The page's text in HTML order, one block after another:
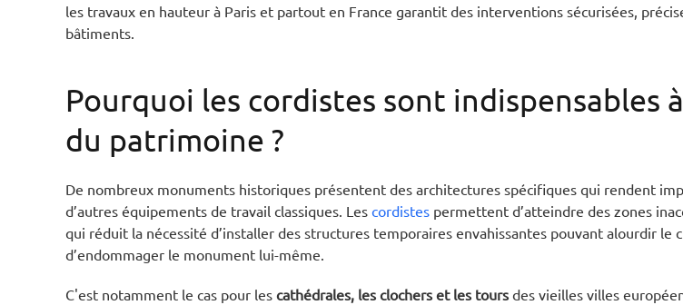
les travaux en hauteur à Paris et partout en France garantit des interventions sécurisées,
bâtiments.
Pourquoi les cordistes sont indispensables
du patrimoine ?
De nombreux monuments historiques présentent des architectures spécifiques qui rendent
d’autres équipements de travail classiques. Les cordistes permettent d’atteindre des zones
qui réduit la nécessité d’installer des structures temporaires envahissantes pouvant alourdir le
d’endommager le monument lui-même.
C'est notamment le cas pour les cathédrales, les clochers et les tours des vieilles villes